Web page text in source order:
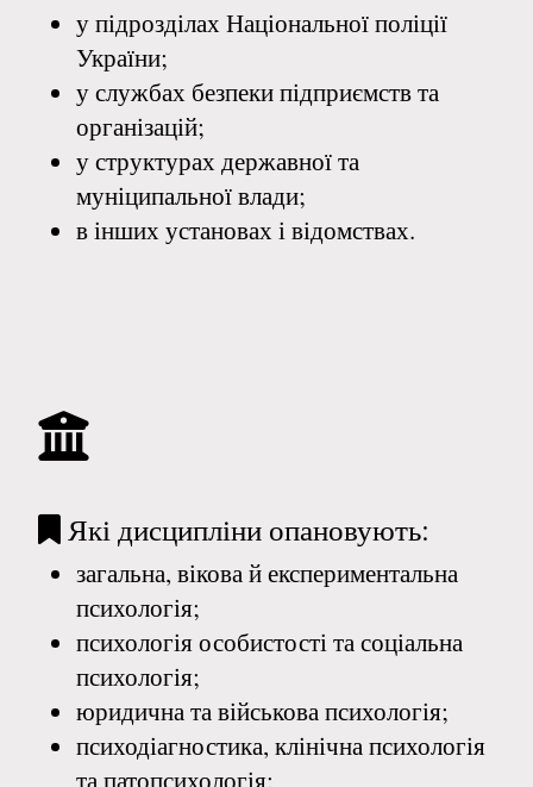
у підрозділах Національної поліції
України;
у службах безпеки підприємств та
організацій;
у структурах державної та
муніципальної влади;
в інших установах і відомствах.
Які дисципліни опановують:
загальна, вікова й експериментальна
психологія;
психологія особистості та соціальна
психологія;
юридична та військова психологія;
психодіагностика, клінічна психологія
та патопсихологія;